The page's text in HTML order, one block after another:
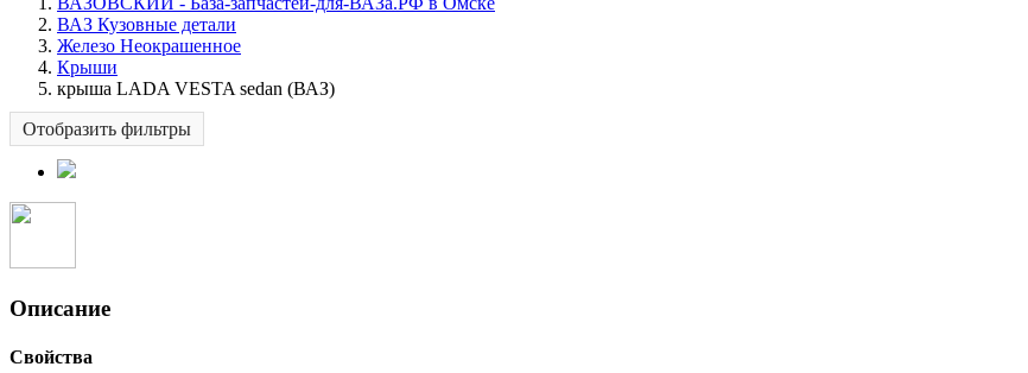
ВАЗ Кузовные детали
Железо Неокрашенное
Крыши
крыша LADA VESTA sedan (ВАЗ)
Отобразить фильтры
Описание
Свойства